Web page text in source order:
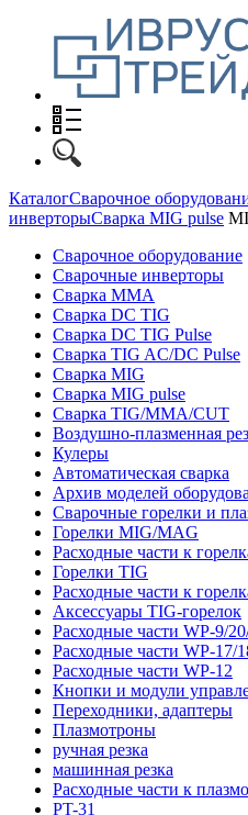
КаталогСварочное
инверторыСварка MIG pulse
Сварочное оборудование
Сварочные инверторы
Сварка MMA
Сварка DC TIG
Сварка DC TIG Pulse
Сварка TIG AC/DC Pulse
Сварка MIG
Сварка MIG pulse
Сварка TIG/MMA/CUT
Воздушно-плазменная
Кулеры
Автоматическая сварка
Архив моделей
Сварочные горелки и
Горелки MIG/MAG
Расходные части к
Горелки TIG
Расходные части к
Аксессуары TIG-горелок
Расходные части WP-9/
Расходные части WP-17/
Расходные части WP-12
Кнопки и модули
Переходники, адаптеры
Плазмотроны
ручная резка
машинная резка
Расходные части к
PT-31